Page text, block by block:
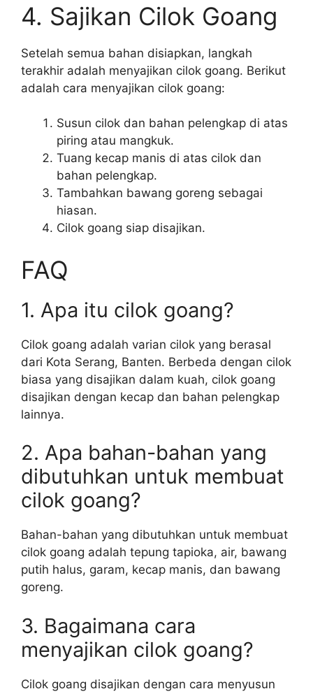
4. Sajikan Cilok Goang
Setelah semua bahan disiapkan, langkah
terakhir adalah menyajikan cilok goang. Berikut
adalah cara menyajikan cilok goang:
Susun cilok dan bahan pelengkap di atas
piring atau mangkuk.
Tuang kecap manis di atas cilok dan
bahan pelengkap.
Tambahkan bawang goreng sebagai
hiasan.
Cilok goang siap disajikan.
FAQ
1. Apa itu cilok goang?
Cilok goang adalah varian cilok yang berasal
dari Kota Serang, Banten. Berbeda dengan cilok
biasa yang disajikan dalam kuah, cilok goang
disajikan dengan kecap dan bahan pelengkap
lainnya.
2. Apa bahan-bahan yang
dibutuhkan untuk membuat
cilok goang?
Bahan-bahan yang dibutuhkan untuk membuat
cilok goang adalah tepung tapioka, air, bawang
putih halus, garam, kecap manis, dan bawang
goreng.
3. Bagaimana cara
menyajikan cilok goang?
Cilok goang disajikan dengan cara menyusun